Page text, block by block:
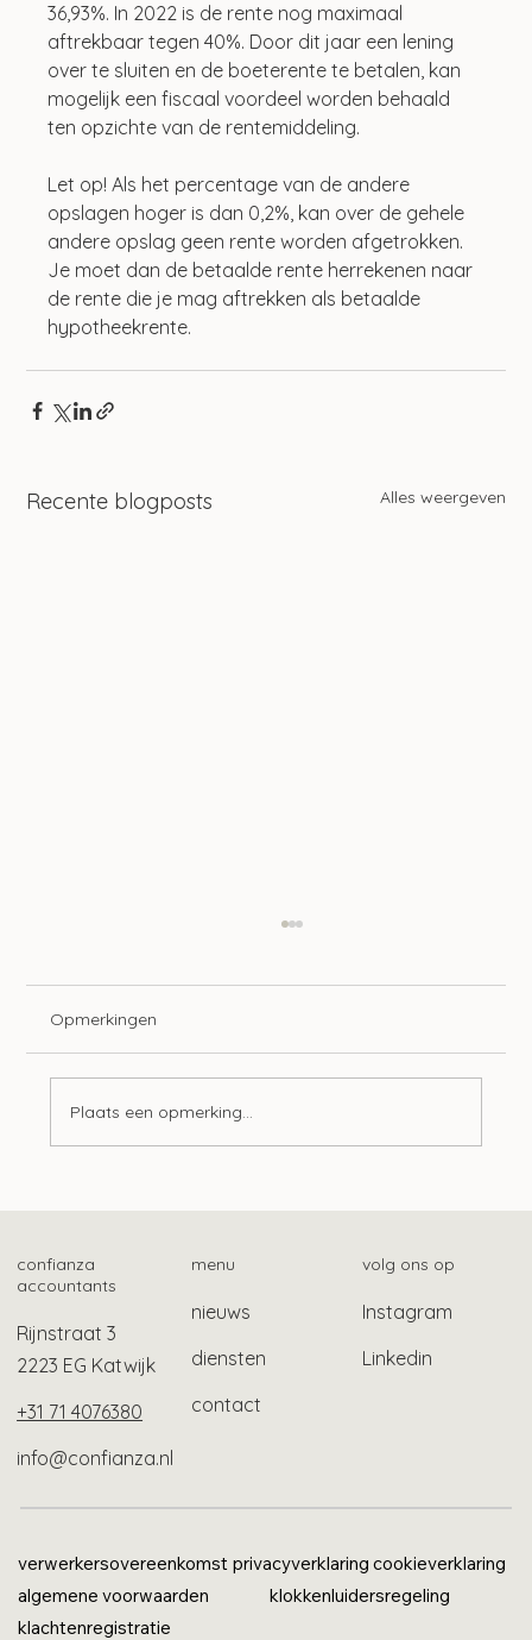
36,93%. In 2022 is de rente nog maximaal
aftrekbaar tegen 40%. Door dit jaar een lening
over te sluiten en de boeterente te betalen, kan
mogelijk een fiscaal voordeel worden behaald
ten opzichte van de rentemiddeling.
Let op! Als het percentage van de andere
opslagen hoger is dan 0,2%, kan over de gehele
andere opslag geen rente worden afgetrokken.
Je moet dan de betaalde rente herrekenen naar
de rente die je mag aftrekken als betaalde
hypotheekrente.
Recente blogposts Alles weergeven
Opmerkingen
Plaats een opmerking...
confianza
accountants
Rijnstraat 3
2223 EG Katwijk
+31 71 4076380
info@confianza.nl
menu
nieuws
diensten
contact
volg ons op
Instagram
Linkedin
verwerkersovereenkomst privacyverklaring cookieverklaring
algemene voorwaarden
klokkenluidersregeling
klachtenregistratie